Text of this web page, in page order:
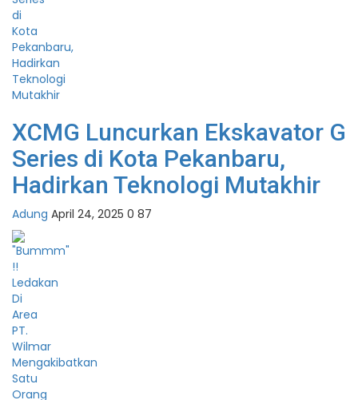
XCMG Luncurkan Ekskavator G
Series di Kota Pekanbaru,
Hadirkan Teknologi Mutakhir
Adung April 24, 2025 0 87